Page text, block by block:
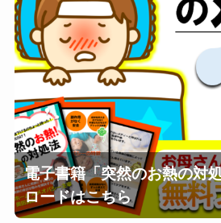
電子書籍「突然のお熱の対
ロードはこちら